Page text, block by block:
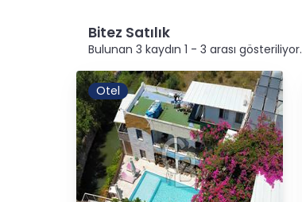
Bitez Satılık
Bulunan 3 kaydın 1 - 3 arası gösteriliyor.
Otel